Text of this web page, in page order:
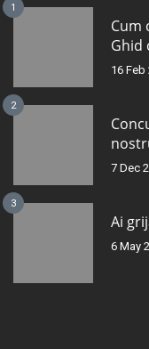
1
Cum
Ghid
16 Feb
2
7 Dec
3
Ai
6 May